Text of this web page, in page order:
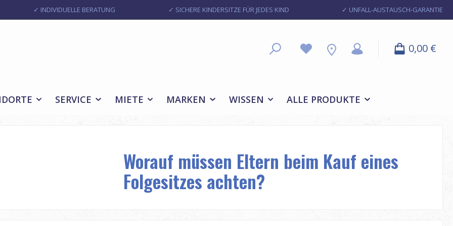
✓ INDIVIDUELLE BERATUNG ✓ SICHERE KINDERSITZE FÜR JEDES KIND ✓ UNFALL-AUSTAUSCH-GARANTIE
0,00 €
SERVICE MIETE MARKEN WISSEN ALLE PRODUKTE
Worauf müssen Eltern beim Kauf eines
Folgesitzes achten?